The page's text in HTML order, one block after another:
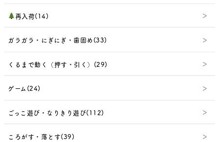
再入荷(14)
ガラガラ・にぎにぎ・歯固め(33)
くるまで動く（押す・引く）(29)
ゲーム(24)
ごっこ遊び・なりきり遊び(112)
ころがす・落とす(39)